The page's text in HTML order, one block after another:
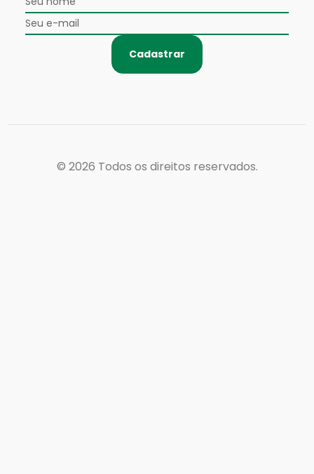
Cadastrar
© 2026 Todos os direitos reservados.